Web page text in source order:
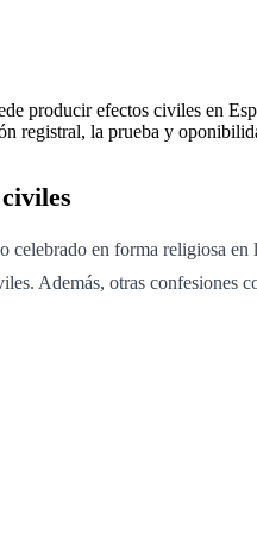
producir efectos civiles en
registral, la prueba y
en forma religiosa en
Además, otras confesiones